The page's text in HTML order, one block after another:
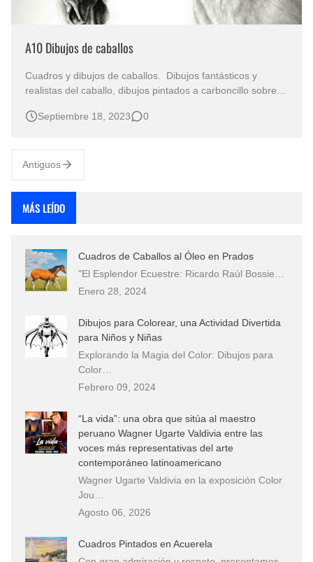
A10 Dibujos de caballos
Cuadros y dibujos de caballos. Dibujos fantásticos y
realistas del caballo, dibujos pintados a carboncillo sobre
especializados en el tema equino. Dibujos realistas y
Septiembre 18, 2023 0
Antiguos
MÁS LEÍDO
Cuadros de Caballos al Óleo en Prados
"El Esplendor Ecuestre: Ricardo Raúl Bossie…
Enero 28, 2024
Dibujos para Colorear, una Actividad Divertida
para Niños y Niñas
Explorando la Magia del Color: Dibujos para
Color…
Febrero 09, 2024
“La vida”: una obra que sitúa al maestro
peruano Wagner Ugarte Valdivia entre las
voces más representativas del arte
contemporáneo latinoamericano
Wagner Ugarte Valdivia en la exposición Color
Jou…
Agosto 06, 2026
Cuadros Pintados en Acuerela